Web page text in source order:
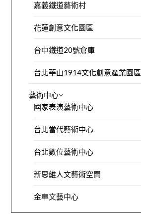
嘉義鐵道藝術村
花蓮創意文化園區
台中鐵道20號倉庫
台北華山1914文化創意產業園區
藝術中心
國家表演藝術中心
台北當代藝術中心
台北數位藝術中心
新思維人文藝術空間
金車文藝中心